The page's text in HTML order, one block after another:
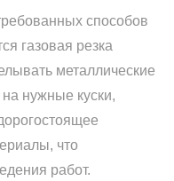
способов
газовая резка
металлические
нужные куски,
что
работ.